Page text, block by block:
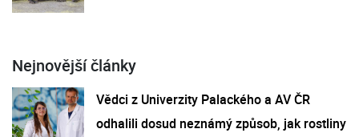
Nejnovější články
Vědci z Univerzity Palackého a AV ČR
odhalili dosud neznámý způsob, jak rostliny